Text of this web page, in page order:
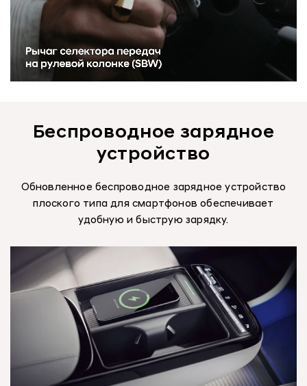
Беспроводное зарядное
устройство
Обновленное беспроводное зарядное устройство
плоского типа для смартфонов обеспечивает
удобную и быструю зарядку.